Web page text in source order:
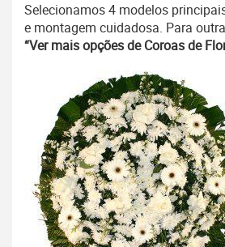
Selecionamos 4 modelos
e montagem cuidadosa. Para
“Ver mais opções de Coroas de